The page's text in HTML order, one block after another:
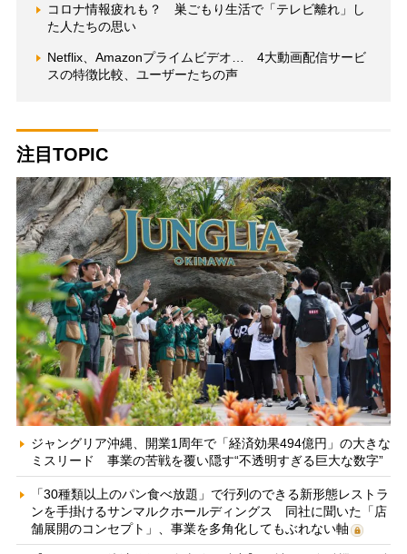
コロナ情報疲れも？ 巣ごもり生活で「テレビ離れ」し
た人たちの思い
Netflix、Amazonプライムビデオ… 4大動画配信サービ
スの特徴比較、ユーザーたちの声
注目TOPIC
ジャングリア沖縄、開業1周年で「経済効果494億円」の大きな
ミスリード 事業の苦戦を覆い隠す“不透明すぎる巨大な数字”
「30種類以上のパン食べ放題」で行列のできる新形態レストラ
ンを手掛けるサンマルクホールディングス 同社に聞いた「店
舗展開のコンセプト」、事業を多角化してもぶれない軸